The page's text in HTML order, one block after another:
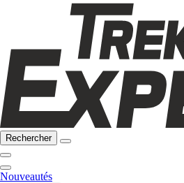
Rechercher
Nouveautés